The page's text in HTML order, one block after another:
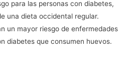
para las personas con diabetes,
una dieta occidental regular.
un mayor riesgo de enfermedades
diabetes que consumen huevos.